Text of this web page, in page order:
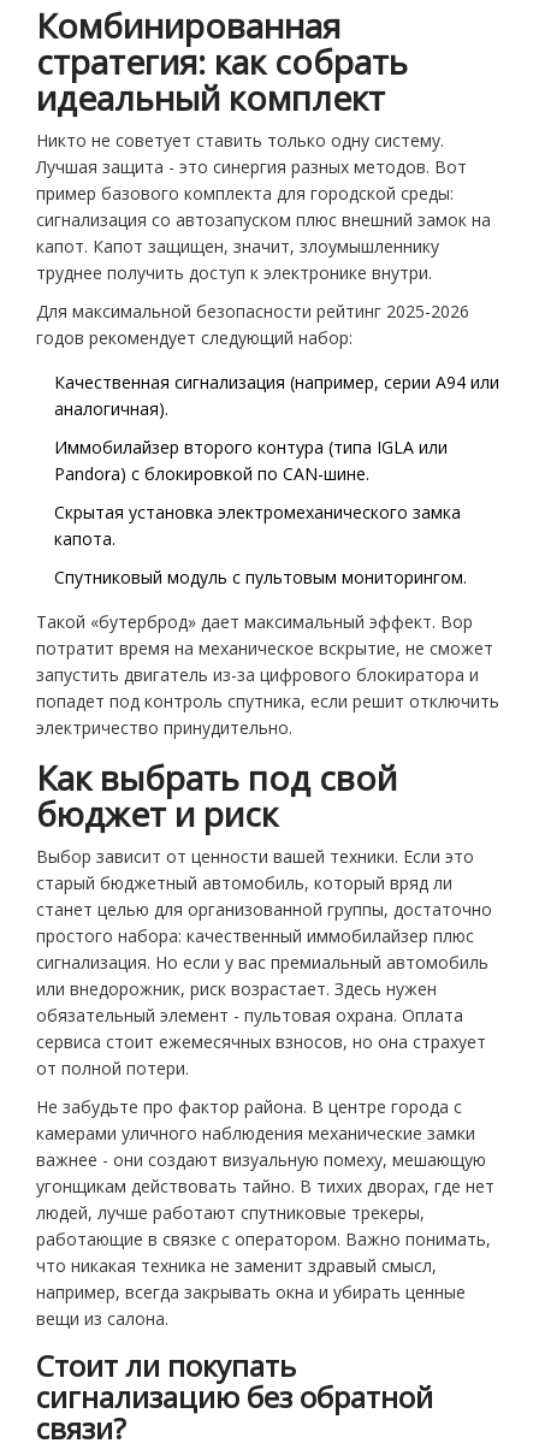
Комбинированная
стратегия: как собрать
идеальный комплект
Никто не советует ставить только одну систему.
Лучшая защита - это синергия разных методов. Вот
пример базового комплекта для городской среды:
сигнализация со автозапуском плюс внешний замок на
капот. Капот защищен, значит, злоумышленнику
труднее получить доступ к электронике внутри.
Для максимальной безопасности рейтинг 2025-2026
годов рекомендует следующий набор:
Качественная сигнализация (например, серии A94 или
аналогичная).
Иммобилайзер второго контура (типа IGLA или
Pandora) с блокировкой по CAN-шине.
Скрытая установка электромеханического замка
капота.
Спутниковый модуль с пультовым мониторингом.
Такой «бутерброд» дает максимальный эффект. Вор
потратит время на механическое вскрытие, не сможет
запустить двигатель из-за цифрового блокиратора и
попадет под контроль спутника, если решит отключить
электричество принудительно.
Как выбрать под свой
бюджет и риск
Выбор зависит от ценности вашей техники. Если это
старый бюджетный автомобиль, который вряд ли
станет целью для организованной группы, достаточно
простого набора: качественный иммобилайзер плюс
сигнализация. Но если у вас премиальный автомобиль
или внедорожник, риск возрастает. Здесь нужен
обязательный элемент - пультовая охрана. Оплата
сервиса стоит ежемесячных взносов, но она страхует
от полной потери.
Не забудьте про фактор района. В центре города с
камерами уличного наблюдения механические замки
важнее - они создают визуальную помеху, мешающую
угонщикам действовать тайно. В тихих дворах, где нет
людей, лучше работают спутниковые трекеры,
работающие в связке с оператором. Важно понимать,
что никакая техника не заменит здравый смысл,
например, всегда закрывать окна и убирать ценные
вещи из салона.
Стоит ли покупать
сигнализацию без обратной
связи?